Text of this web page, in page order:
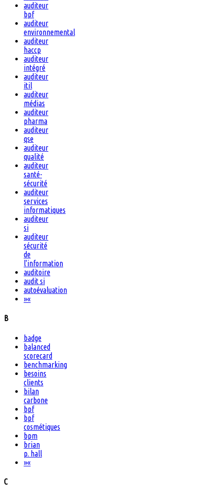
auditeur
bpf
auditeur
environnemental
auditeur
haccp
auditeur
intégré
auditeur
itil
auditeur
médias
auditeur
pharma
auditeur
qse
auditeur
qualité
auditeur
santé-
sécurité
auditeur
services
informatiques
auditeur
si
auditeur
sécurité
de
l'information
auditoire
audit si
autoévaluation
»«
B
badge
balanced
scorecard
benchmarking
besoins
clients
bilan
carbone
bpf
bpf
cosmétiques
bpm
brian
p. hall
»«
C